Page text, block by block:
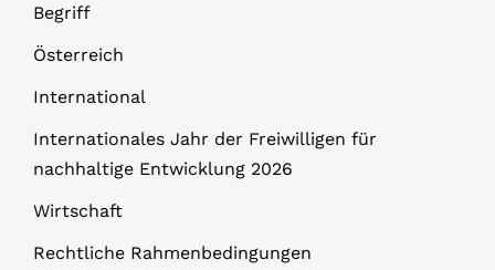
Begriff
Österreich
International
Internationales Jahr der Freiwilligen für
nachhaltige Entwicklung 2026
Wirtschaft
Rechtliche Rahmenbedingungen